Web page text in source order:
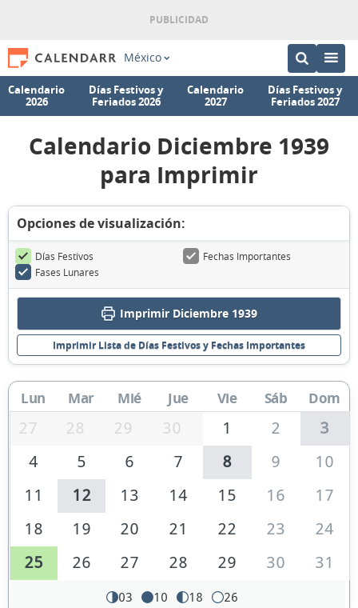
México
Calendario
2026
Días Festivos y
Feriados 2026
Calendario
2027
Días Festivos y
Feriados 2027
Calendario Diciembre 1939
para Imprimir
Opciones de visualización:
Días Festivos
Fechas Importantes
Fases Lunares
Imprimir Diciembre 1939
Imprimir Lista de Días Festivos y Fechas Importantes
Lun Mar Mié Jue Vie Sáb Dom
27 28 29 30 1 2
3
4
5 6 7 8 9
10
11
12 13 14 15 16
17
18
19 20 21 22 23
24
25
26 27 28 29 30 31
03 10 18 26